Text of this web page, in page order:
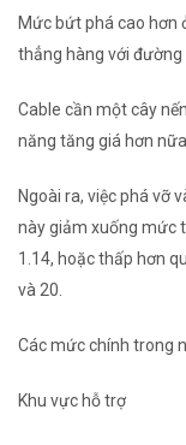
Mức bứt phá cao hơn
thẳng hàng với đường
Cable cần một cây
năng tăng giá hơn
Ngoài ra, việc phá vỡ
này giảm xuống mức
1.14, hoặc thấp hơn
và 20.
Các mức chính trong
Khu vực hỗ trợ